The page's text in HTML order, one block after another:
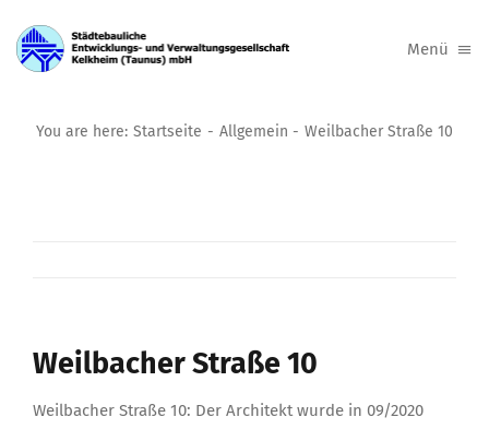
Inhalt
springen
Menü
Über uns
You are here: Startseite Allgemein Weilbacher Straße 10
Weilbacher Straße 10
Weilbacher Straße 10: Der Architekt wurde in 09/2020